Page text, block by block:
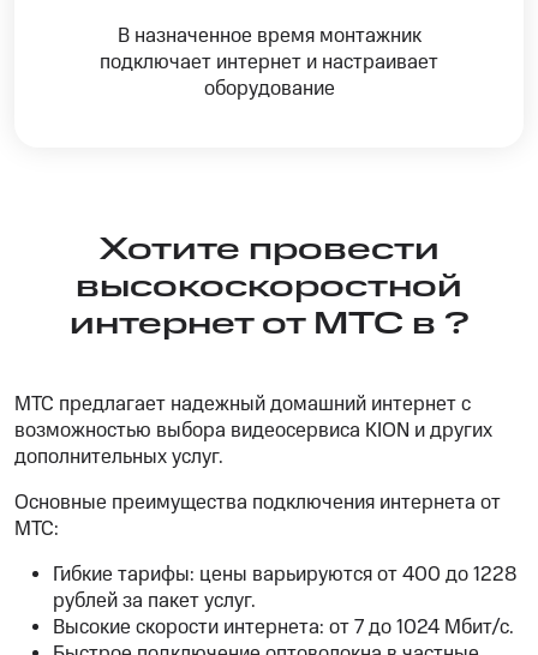
В назначенное время монтажник
подключает интернет и настраивает
оборудование
Хотите провести
высокоскоростной
интернет от МТС в ?
МТС предлагает надежный домашний интернет с
возможностью выбора видеосервиса KION и других
дополнительных услуг.
Основные преимущества подключения интернета от
МТС:
Гибкие тарифы: цены варьируются от 400 до 1228
рублей за пакет услуг.
Высокие скорости интернета: от 7 до 1024 Мбит/с.